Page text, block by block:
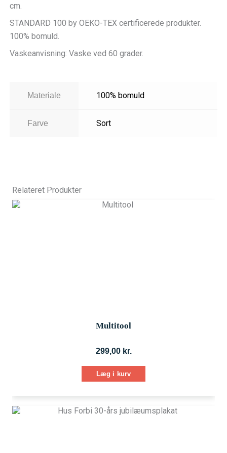
cm.
STANDARD 100 by OEKO-TEX certificerede produkter.
100% bomuld.
Vaskeanvisning: Vaske ved 60 grader.
Materiale 100% bomuld
Farve Sort
Relateret Produkter
Multitool
299,00 kr.
Læg i kurv
Dette